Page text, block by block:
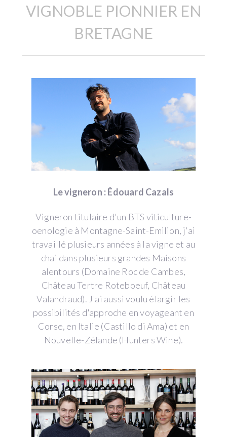
VIGNOBLE PIONNIER EN
BRETAGNE
Le vigneron : Édouard Cazals
Vigneron titulaire d'un BTS viticulture-
oenologie à Montagne-Saint-Emilion, j'ai
travaillé plusieurs années à la vigne et au
chai dans plusieurs grandes Maisons
alentours (Domaine Roc de Cambes,
Château Tertre Roteboeuf, Château
Valandraud). J'ai aussi voulu élargir les
possibilités d'approche en voyageant en
Corse, en Italie (Castillo di Ama) et en
Nouvelle-Zélande (Hunters Wine).